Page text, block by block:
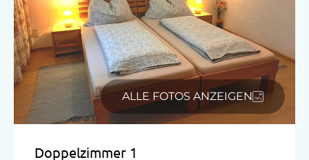
Radunterstellmöglichkeit
Am Betrieb
Garten/Wiese
Hofeigene ProdukteALLE FOTOS ANZEIGEN
Doppelzimmer 1